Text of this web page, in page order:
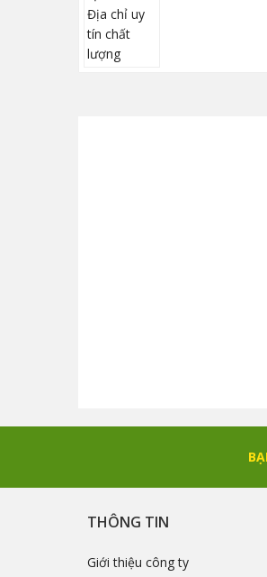
THÔNG TIN
Giới thiệu công ty